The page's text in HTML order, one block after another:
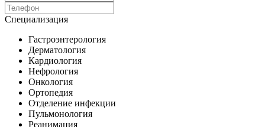
Специализация
Гастроэнтерология
Дерматология
Кардиология
Нефрология
Онкология
Ортопедия
Отделение инфекции
Пульмонология
Реанимация